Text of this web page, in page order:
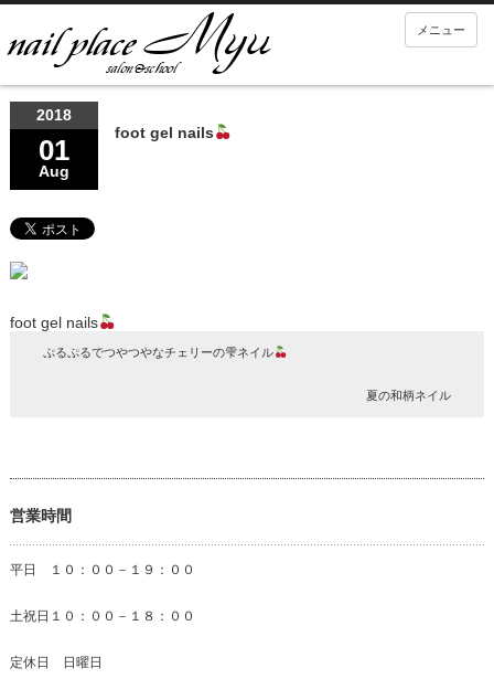
メニュー
2018
01
Aug
foot gel nails
foot gel nails
ぷるぷるでつやつやなチェリーの雫ネイル
夏の和柄ネイル
営業時間
平日 １０：００－１９：００
土祝日１０：００－１８：００
定休日 日曜日